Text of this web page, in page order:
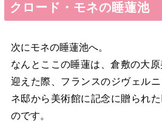
クロード・モネの睡蓮池
次にモネの睡蓮池へ。
なんとここの睡蓮は、倉敷の大
迎えた際、フランスのジヴェル
ネ邸から美術館に記念に贈られ
のです。